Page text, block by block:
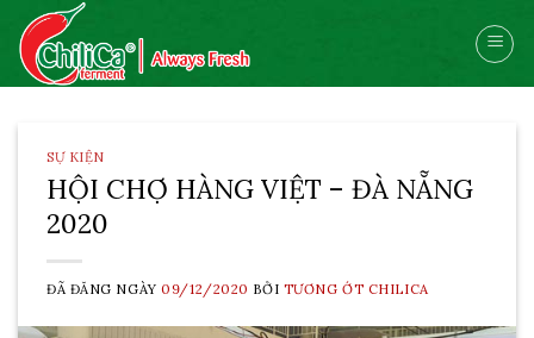
Skip
content
SỰ KIỆN
HỘI CHỢ HÀNG VIỆT – ĐÀ NẴNG
2020
ĐÃ ĐĂNG NGÀY09/12/2020 BỞI TƯƠNG ỚT CHILICA